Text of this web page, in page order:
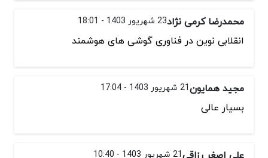
محمدرضا کرمی نژاد23 شهریور 1403 - 18:01
انقلابی نوین در فناوری گوشی های هوشمند
مجید همایون21 شهریور 1403 - 17:04
بسیار عالی
21 شهریور 1403 - 10:40